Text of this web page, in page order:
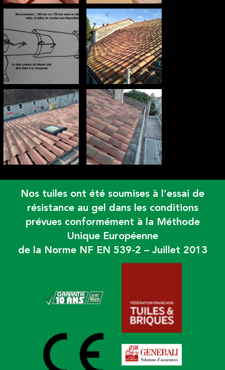
Nos tuiles ont été soumises à l’essai de
résistance au gel dans les conditions
prévues conformément à la Méthode
Unique Européenne
de la Norme NF EN 539-2 – Juillet 2013